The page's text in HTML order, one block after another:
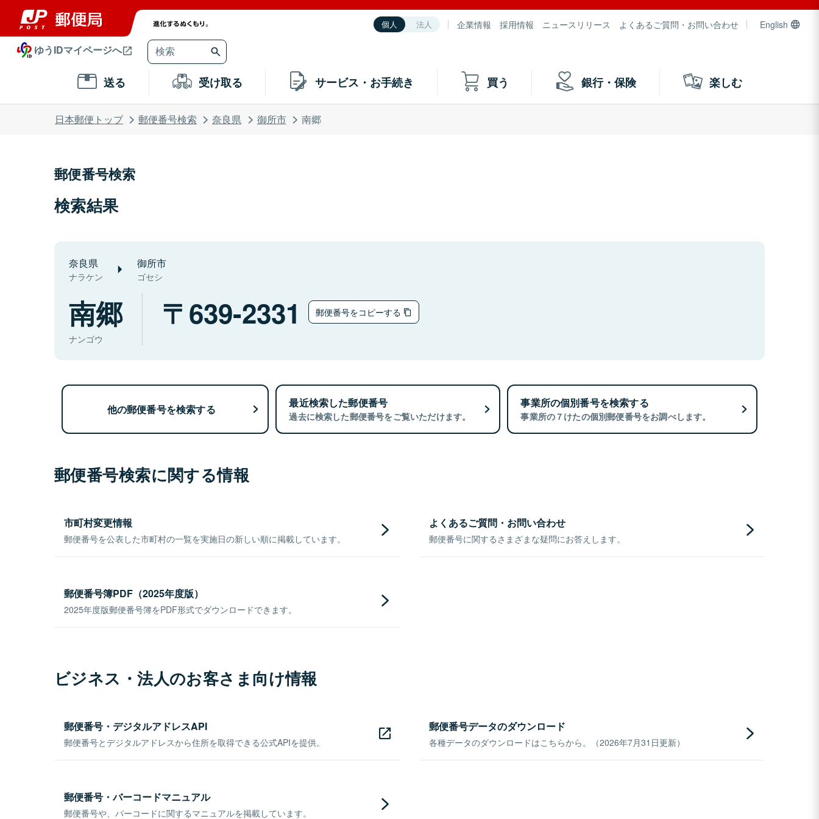
個人 法人 企業情報 採用情報 ニュースリリース よくあるご質問・お問い合わせ English
ゆうIDマイページへ
送る 受け取る サービス・お手続き 買う 銀行・保険 楽しむ
日本郵便トップ 郵便番号検索 奈良県 御所市 南郷
郵便番号検索
検索結果
奈良県
ナラケン
御所市
ゴセシ
南郷
ナンゴウ
639-2331 郵便番号をコピーする
他の郵便番号を検索する 最近検索した郵便番号
過去に検索した郵便番号をご覧いただけます。
事業所の個別番号を検索する
事業所の７けたの個別郵便番号をお調べします。
郵便番号検索に関する情報
市町村変更情報
郵便番号を公表した市町村の一覧を実施日の新しい順に掲載しています。
よくあるご質問・お問い合わせ
郵便番号に関するさまざまな疑問にお答えします。
郵便番号簿PDF（2025年度版）
2025年度版郵便番号簿をPDF形式でダウンロードできます。
ビジネス・法人のお客さま向け情報
郵便番号・デジタルアドレスAPI
郵便番号とデジタルアドレスから住所を取得できる公式APIを提供。
郵便番号データのダウンロード
各種データのダウンロードはこちらから。（2026年7月31日更新）
郵便番号・バーコードマニュアル
郵便番号や、バーコードに関するマニュアルを掲載しています。